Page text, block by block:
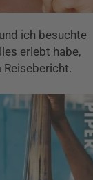
ich besuchte
erlebt habe,